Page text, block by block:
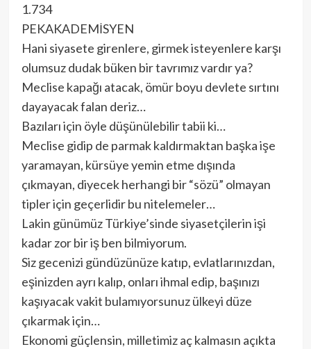
1.734
PEKAKADEMİSYEN
Hani siyasete girenlere, girmek isteyenlere karşı
olumsuz dudak büken bir tavrımız vardır ya?
Meclise kapağı atacak, ömür boyu devlete sırtını
dayayacak falan deriz…
Bazıları için öyle düşünülebilir tabii ki…
Meclise gidip de parmak kaldırmaktan başka işe
yaramayan, kürsüye yemin etme dışında
çıkmayan, diyecek herhangi bir “sözü” olmayan
tipler için geçerlidir bu nitelemeler…
Lakin günümüz Türkiye’sinde siyasetçilerin işi
kadar zor bir iş ben bilmiyorum.
Siz gecenizi gündüzünüze katıp, evlatlarınızdan,
eşinizden ayrı kalıp, onları ihmal edip, başınızı
kaşıyacak vakit bulamıyorsunuz ülkeyi düze
çıkarmak için…
Ekonomi güçlensin, milletimiz aç kalmasın açıkta